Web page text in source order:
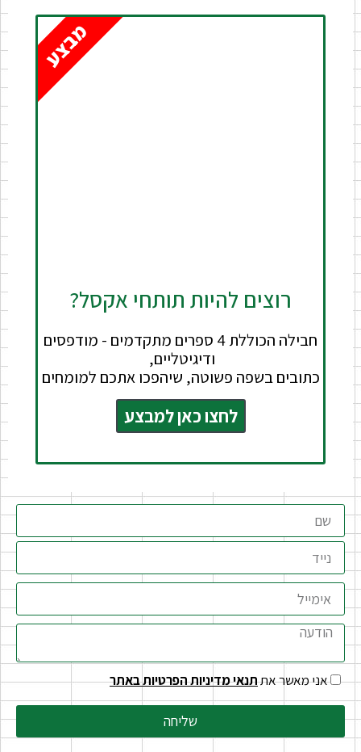
רוצים להיות תותחי אקסל?
חבילה הכוללת 4 ספרים מתקדמים - מודפסים
ודיגיטליים,
כתובים בשפה פשוטה, שיהפכו אתכם למומחים
לחצו כאן למבצע
מבצע
אני מאשר אתתנאי מדיניות הפרטיות באתר
שליחה